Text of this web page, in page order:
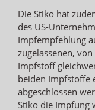
Die Stiko hat
des US-
Impfempfehlung
zugelassenen,
Impfstoff
beiden Impfstoffe
abgeschlossen
Stiko die Impfung